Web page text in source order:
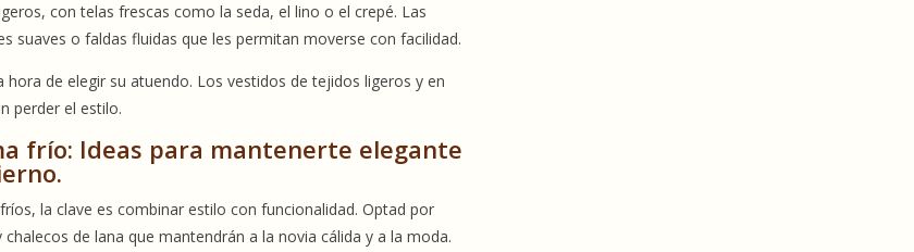
con telas frescas como la seda, el lino o el crepé. Las
suaves o faldas fluidas que les permitan moverse con facilidad.
de elegir su atuendo. Los vestidos de tejidos ligeros y en
perder el estilo.
frío: Ideas para mantenerte elegante
la clave es combinar estilo con funcionalidad. Optad por
de lana que mantendrán a la novia cálida y a la moda.